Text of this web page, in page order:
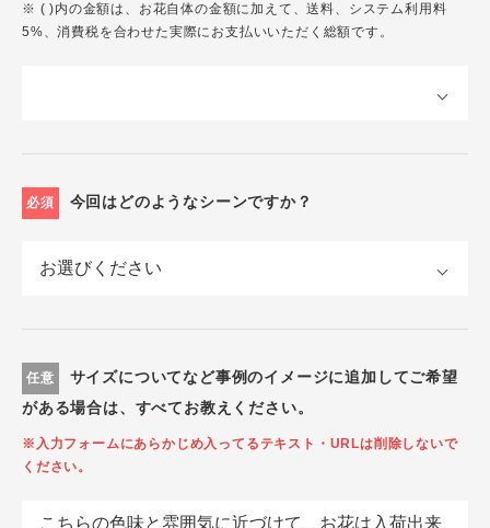
※ ( )内の金額は、お花自体の金額に加えて、送料、システム利用料
5%、消費税を合わせた実際にお支払いいただく総額です。
必須 今回はどのようなシーンですか？
任意
サイズについてなど事例のイメージに追加してご希望
がある場合は、すべてお教えください。
※入力フォームにあらかじめ入ってるテキスト・URLは削除しないで
ください。